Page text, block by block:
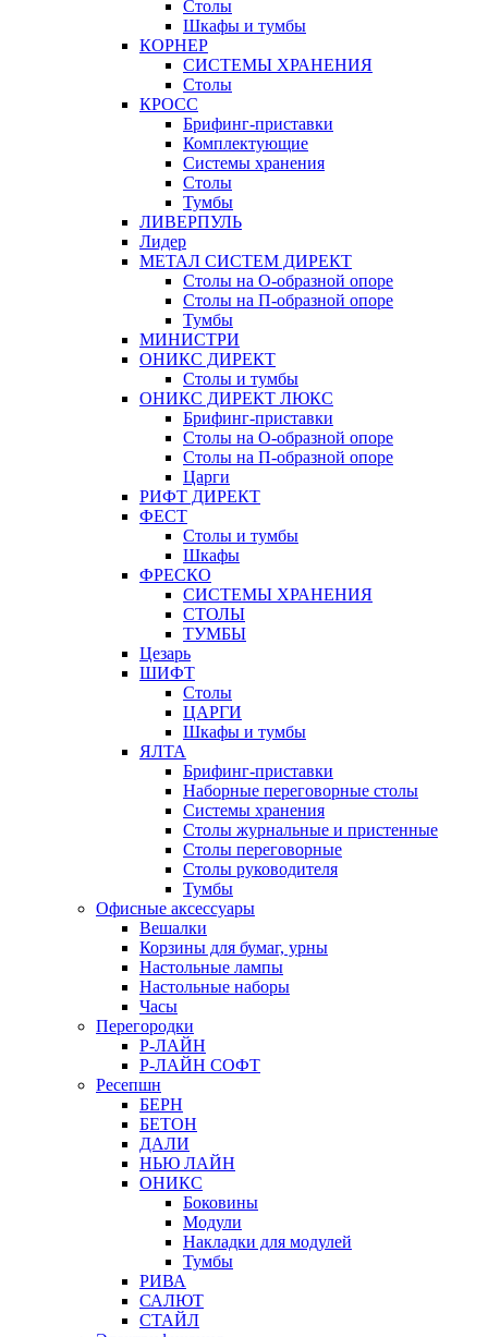
Столы
Шкафы и тумбы
КОРНЕР
СИСТЕМЫ ХРАНЕНИЯ
Столы
КРОСС
Брифинг-приставки
Комплектующие
Системы хранения
Столы
Тумбы
ЛИВЕРПУЛЬ
Лидер
МЕТАЛ СИСТЕМ ДИРЕКТ
Столы на О-образной опоре
Столы на П-образной опоре
Тумбы
МИНИСТРИ
ОНИКС ДИРЕКТ
Столы и тумбы
ОНИКС ДИРЕКТ ЛЮКС
Брифинг-приставки
Столы на О-образной опоре
Столы на П-образной опоре
Царги
РИФТ ДИРЕКТ
ФЕСТ
Столы и тумбы
Шкафы
ФРЕСКО
СИСТЕМЫ ХРАНЕНИЯ
СТОЛЫ
ТУМБЫ
Цезарь
ШИФТ
Столы
ЦАРГИ
Шкафы и тумбы
ЯЛТА
Брифинг-приставки
Наборные переговорные столы
Системы хранения
Столы журнальные и пристенные
Столы переговорные
Столы руководителя
Тумбы
Офисные аксессуары
Вешалки
Корзины для бумаг, урны
Настольные лампы
Настольные наборы
Часы
Перегородки
Р-ЛАЙН
Р-ЛАЙН СОФТ
Ресепшн
БЕРН
БЕТОН
ДАЛИ
НЬЮ ЛАЙН
ОНИКС
Боковины
Модули
Накладки для модулей
Тумбы
РИВА
САЛЮТ
СТАЙЛ